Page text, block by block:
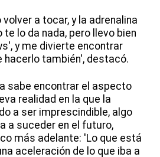
a tocar, y la adrenalina
te lo da nada, pero llevo bien
y me divierte encontrar
hacerlo también', destacó.
sabe encontrar el aspecto
realidad en la que la
a ser imprescindible, algo
a suceder en el futuro,
más adelante: 'Lo que está
aceleración de lo que iba a